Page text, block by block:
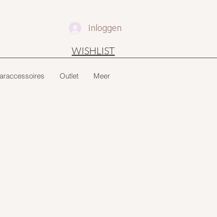
WISHLIST
Inloggen
Outlet Meer